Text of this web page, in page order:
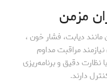
مانند دیابت، فشار خون ،
مراقبت مداوم
نظارت دقیق و برنامه‌ریزی
دارند.